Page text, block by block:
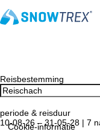
Cookie-informatie
Reisbestemming
periode & reisduur
10-08-26 – 31-05-28 | 7